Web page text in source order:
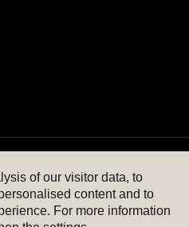
of our visitor data, to
content and to
For more information